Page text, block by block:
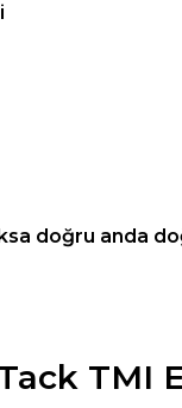
doğru anda
TMI